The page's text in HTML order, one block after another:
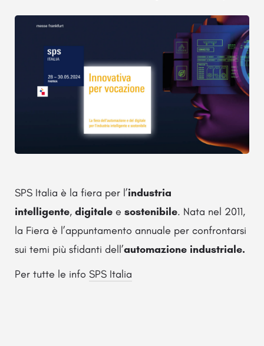
SPS Italia è la fiera per l’industria
intelligente, digitale e sostenibile. Nata nel 2011,
la Fiera è l’appuntamento annuale per confrontarsi
sui temi più sfidanti dell’automazione industriale.
Per tutte le info SPS Italia